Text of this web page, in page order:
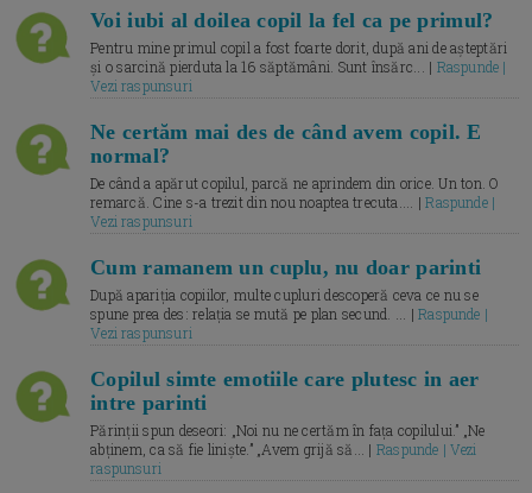
Voi iubi al doilea copil la fel ca pe primul?
Pentru mine primul copil a fost foarte dorit, după ani de așteptări
și o sarcină pierduta la 16 săptămâni. Sunt însărc... | Raspunde |
Vezi raspunsuri
Ne certăm mai des de când avem copil. E
normal?
De când a apărut copilul, parcă ne aprindem din orice. Un ton. O
remarcă. Cine s-a trezit din nou noaptea trecuta.... |Raspunde |
Vezi raspunsuri
Cum ramanem un cuplu, nu doar parinti
După apariția copiilor, multe cupluri descoperă ceva ce nu se
spune prea des: relația se mută pe plan secund. ... |Raspunde |
Vezi raspunsuri
Copilul simte emotiile care plutesc in aer
intre parinti
Părinții spun deseori: „Noi nu ne certăm în fața copilului.” „Ne
abținem, ca să fie liniște.” „Avem grijă să... | Raspunde | Vezi
raspunsuri